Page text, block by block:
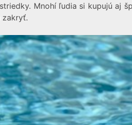
Mnohí ľudia si kupujú aj
zakryť.